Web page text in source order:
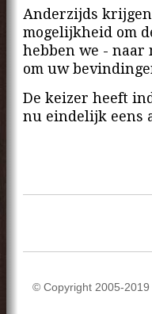
Anderzijds
mogelijkheid om
hebben we - naar
om uw
De keizer heeft
nu eindelijk eens
© Copyright 2005-2019